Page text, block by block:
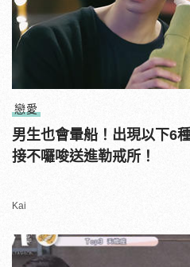
戀愛
男生也會暈船！出現以下6
接不囉唆送進勒戒所！
Kai